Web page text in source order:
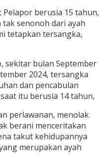
Pelapor berusia 15 tahun,
senonoh dari ayah
tetapkan tersangka,
sekitar bulan September
2024, tersangka
dan pencabulan
itu berusia 14 tahun,
perlawanan, menolak
berani menceritakan
takut kehidupannya
merupakan ayah